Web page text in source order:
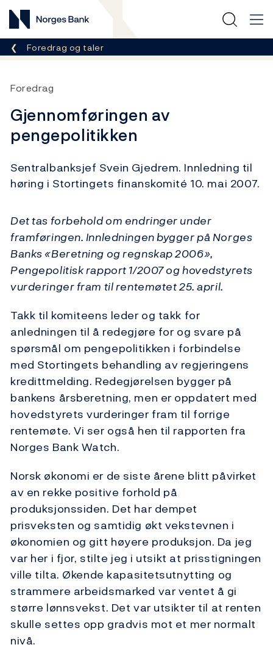
Norges Bank
Her er du nå:
Foredrag og taler
Foredrag
Gjennomføringen av
pengepolitikken
Sentralbanksjef Svein Gjedrem. Innledning til
høring i Stortingets finanskomité 10. mai 2007.
Det tas forbehold om endringer under
framføringen. Innledningen bygger på Norges
Banks «Beretning og regnskap 2006»,
Pengepolitisk rapport 1/2007 og hovedstyrets
vurderinger fram til rentemøtet 25. april.
Takk til komiteens leder og takk for
anledningen til å redegjøre for og svare på
spørsmål om pengepolitikken i forbindelse
med Stortingets behandling av regjeringens
kredittmelding. Redegjørelsen bygger på
bankens årsberetning, men er oppdatert med
hovedstyrets vurderinger fram til forrige
rentemøte. Vi ser også hen til rapporten fra
Norges Bank Watch.
Norsk økonomi er de siste årene blitt påvirket
av en rekke positive forhold på
produksjonssiden. Det har dempet
prisveksten og samtidig økt vekstevnen i
økonomien og gitt høyere produksjon. Da jeg
var her i fjor, stilte jeg i utsikt at prisstigningen
ville tilta. Økende kapasitetsutnytting og
strammere arbeidsmarked var ventet å gi
større lønnsvekst. Det var utsikter til at renten
skulle settes opp gradvis mot et mer normalt
nivå.